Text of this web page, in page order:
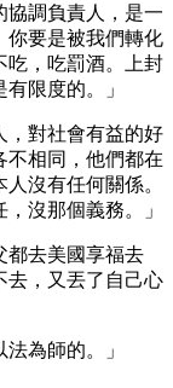
協調負責人，是一
你要是被我們轉化
吃，吃罰酒。上封
限度的。」
，對社會有益的好
不相同，他們都在
沒有任何關係。
沒那個義務。」
都去美國享福去
去，又丟了自己心
為師的。」